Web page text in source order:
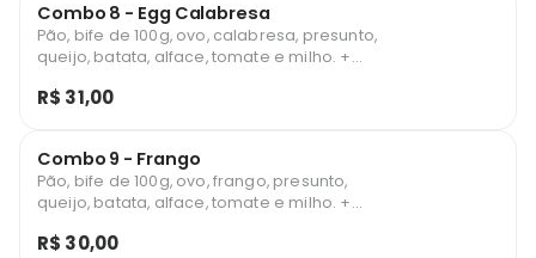
Combo 8 - Egg Calabresa
Pão, bife de 100g, ovo, calabresa, presunto,
queijo, batata, alface, tomate e milho. +
R$ 31,00
Combo 9 - Frango
Pão, bife de 100g, ovo, frango, presunto,
queijo, batata, alface, tomate e milho. +
R$ 30,00